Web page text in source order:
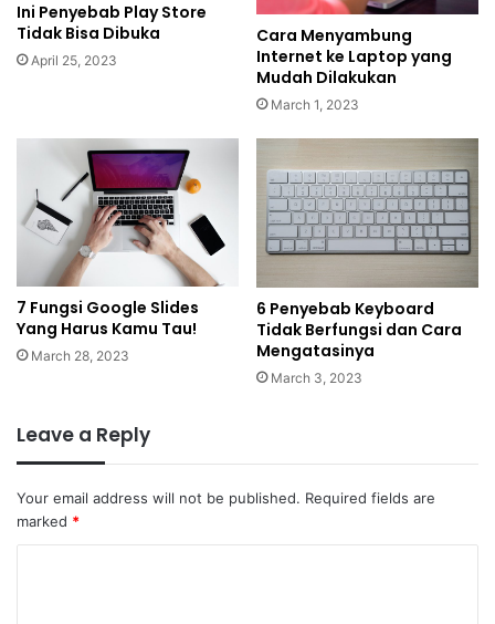
Ini Penyebab Play Store
Tidak Bisa Dibuka
April 25, 2023
Cara Menyambung
Internet ke Laptop yang
Mudah Dilakukan
March 1, 2023
7 Fungsi Google Slides
Yang Harus Kamu Tau!
March 28, 2023
6 Penyebab Keyboard
Tidak Berfungsi dan Cara
Mengatasinya
March 3, 2023
Leave a Reply
Your email address will not be published. Required fields are
marked *